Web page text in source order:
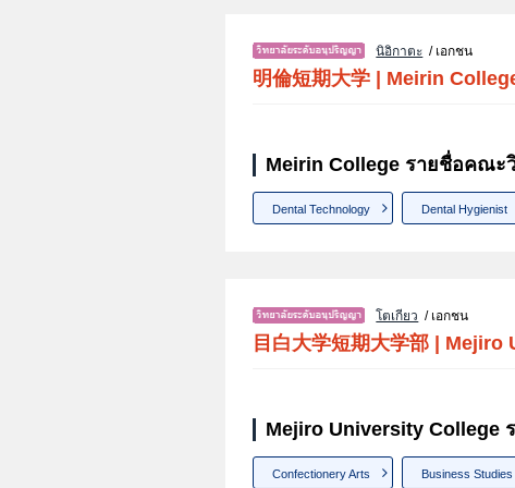
นิอิกาตะ / เอกชน
明倫短期大学 | Meirin
Meirin College รายชื่อคณะ
Dental Technology Dental Hygienist
โตเกียว / เอกชน
目白大学短期大学部 | Mejiro
Mejiro University College
Confectionery Arts Business Studies